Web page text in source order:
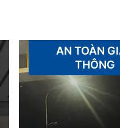
AN TOÀN
THÔNG